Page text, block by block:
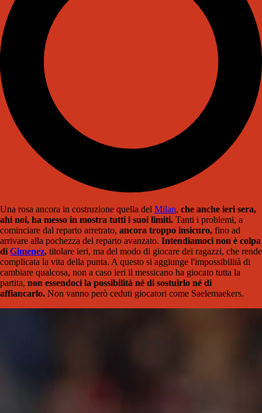
Una rosa ancora in costruzione quella del Milan, che anche ieri sera,
ahi noi, ha messo in mostra tutti i suoi limiti. Tanti i problemi, a
cominciare dal reparto arretrato, ancora troppo insicuro, fino ad
arrivare alla pochezza del reparto avanzato. Intendiamoci non è colpa
diGimenez, titolare ieri, ma del modo di giocare dei ragazzi, che rende
complicata la vita della punta. A questo si aggiunge l'impossibilità di
cambiare qualcosa, non a caso ieri il messicano ha giocato tutta la
partita, non essendoci la possibilità né di sostuirlo né di
affiancarlo. Non vanno però ceduti giocatori come Saelemaekers.